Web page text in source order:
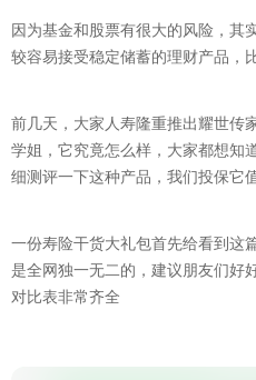
因为基金和股票有很大的风险，其
较容易接受稳定储蓄的理财产品，
前几天，大家人寿隆重推出耀世传
学姐，它究竟怎么样，大家都想知
细测评一下这种产品，我们投保它
一份寿险干货大礼包首先给看到这
是全网独一无二的，建议朋友们好
对比表非常齐全